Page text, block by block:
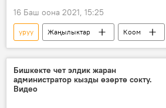
16 Баш оона 2021, 15:25
уруу Жаңылыктар
Коом
Кыргызстан
милиция
кыз
түнкү клуб
кармоо
Бишкекте чет элдик жаран
администратор кызды өзөртө сокту.
Видео